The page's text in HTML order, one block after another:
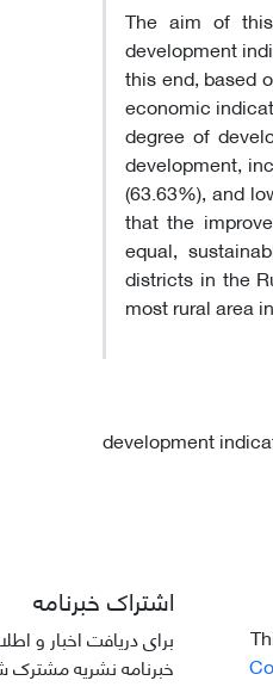
The aim of
development
this end, based
economic
degree of
development,
(63.63%), and
that the
equal,
districts in the
most rural area
development
اشتراک خبرنامه
برای دریافت اخبار و
خبرنامه نشریه مشترک